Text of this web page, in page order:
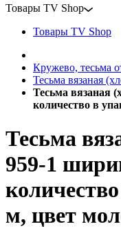
Товары TV Shop
Товары TV Shop
Кружево, тесьма
Тесьма вязаная
Тесьма вязаная
количество в
Тесьма
959-1
м, цвет